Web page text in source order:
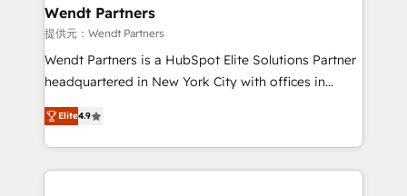
Healthcare: HIPAA implementations; secure data
workflows 💼 Financial Services: compliant
workflows; audit-ready reporting ⚖️ Legal: client
intake; pipeline and document workflows 🛒 E-
revenue automation 🏢 Real Estate: deal pipelines;
portfolio and lifecycle management 🏭
Wendt Partners
提供元：Wendt Partners
Wendt Partners is a HubSpot Elite Solutions Partner
headquartered in New York City with offices in
Toronto, London and Melbourne. As a global
HubSpot partner, we specialize in working with
sophisticated B2B companies to implement the
HubSpot CRM platform across client organizations.
Elite4.9